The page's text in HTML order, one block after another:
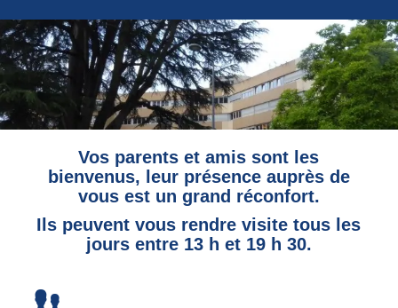
Vos parents et amis sont les
bienvenus, leur présence auprès de
vous est un grand réconfort.
Ils peuvent vous rendre visite tous les
jours entre 13 h et 19 h 30.